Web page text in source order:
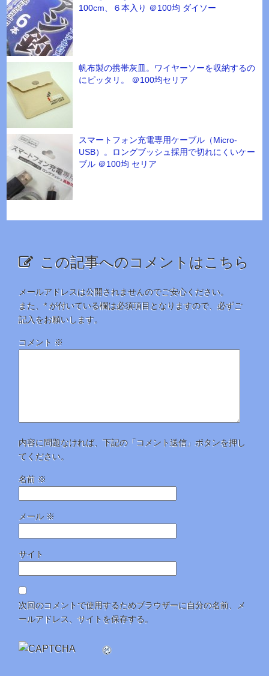
100cm、６本入り ＠100均 ダイソー
帆布製の携帯灰皿。ワイヤーソーを収納するの
にピッタリ。 ＠100均セリア
スマートフォン充電専用ケーブル（Micro-
USB）。ロングブッシュ採用で切れにくいケー
ブル ＠100均 セリア
この記事へのコメントはこちら
メールアドレスは公開されませんのでご安心ください。
また、* が付いている欄は必須項目となりますので、必ずご
記入をお願いします。
コメント ※
内容に問題なければ、下記の「コメント送信」ボタンを押し
てください。
名前 ※
メール ※
サイト
次回のコメントで使用するためブラウザーに自分の名前、メ
ールアドレス、サイトを保存する。